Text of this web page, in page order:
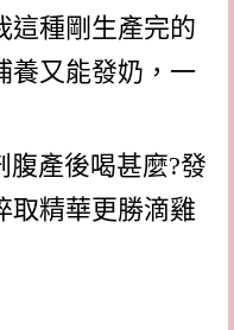
這種剛生產完的
養又能發奶，一